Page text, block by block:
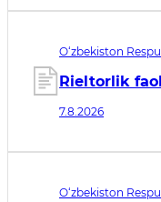
O‘zbekiston
Rieltorlik
7.8.2026
O‘zbekiston